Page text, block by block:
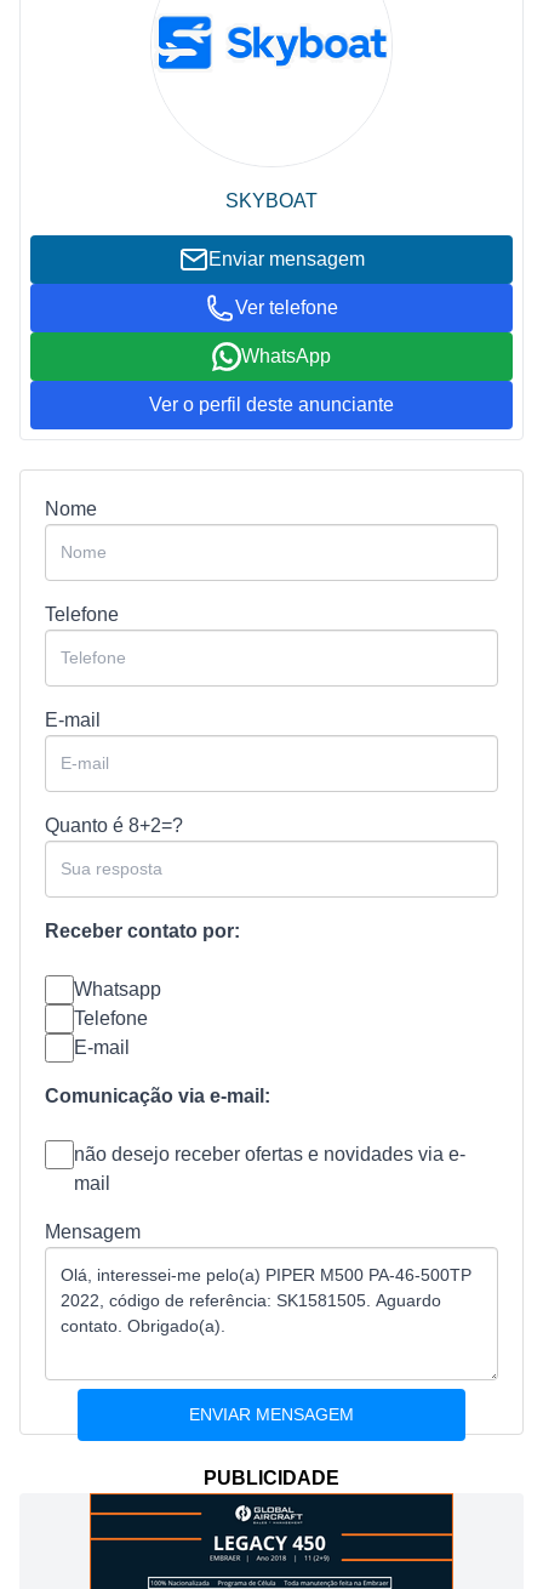
SKYBOAT
Enviar mensagem
Ver telefone
WhatsApp
Ver o perfil deste anunciante
Nome
Telefone
E-mail
Quanto é 8+2=?
Receber contato por:
Whatsapp
Telefone
E-mail
Comunicação via e-mail:
não desejo receber ofertas e novidades via e-
mail
Mensagem
PUBLICIDADE